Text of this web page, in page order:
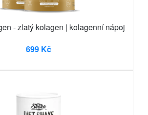
- zlatý kolagen | kolagenní nápoj
699 Kč